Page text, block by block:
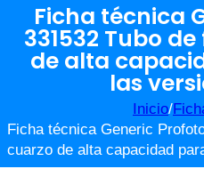
Ficha técnica
331532 Tubo
de alta
las
Inicio/
Ficha técnica Generic
cuarzo de alta capacidad